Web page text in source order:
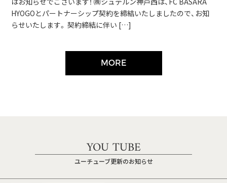
HYOGOとパートナーシップ契約を締結いたしましたので、お知
らせいたします。 契約締結に伴い […]
MORE
YOU TUBE
ユーチューブ更新のお知らせ